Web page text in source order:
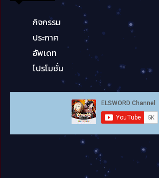
กิจกรรม
ประกาศ
อัพเดท
โปรโมชั่น